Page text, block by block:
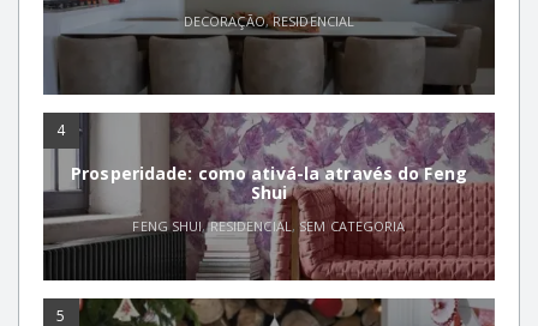
DECORAÇÃO,RESIDENCIAL
4
Prosperidade: como ativá-la através do Feng
Shui
FENG SHUI,RESIDENCIAL ,SEM CATEGORIA
5